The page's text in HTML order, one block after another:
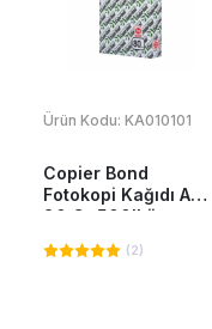
Ürün Kodu: KA010101
Copier Bond
Fotokopi Kağıdı A4
80 Gr 500'Lü
(2)